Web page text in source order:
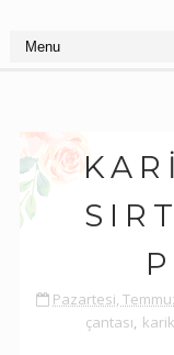
Pazartesi,
çantası,